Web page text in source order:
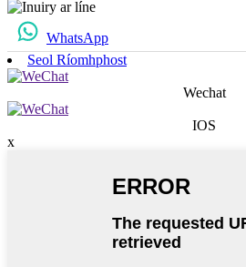
WhatsApp
Seol Ríomhphost
Wechat
IOS
x